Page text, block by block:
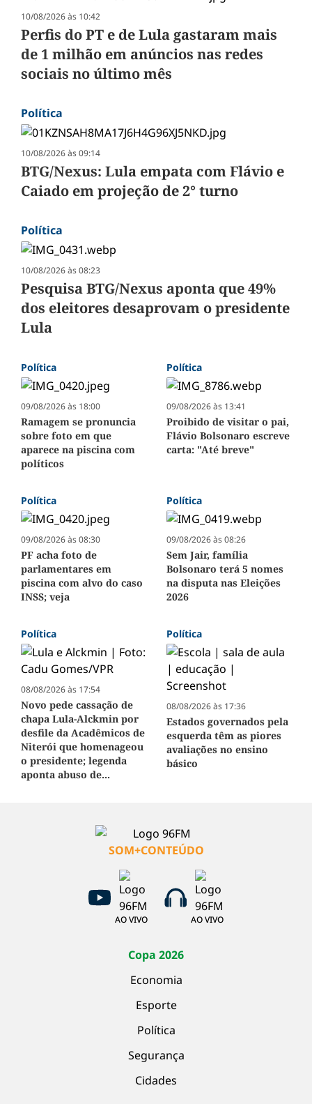
10/08/2026 às 10:42
Perfis do PT e de Lula gastaram mais
de 1 milhão em anúncios nas redes
sociais no último mês
Política
10/08/2026 às 09:14
BTG/Nexus: Lula empata com Flávio e
Caiado em projeção de 2° turno
Política
10/08/2026 às 08:23
Pesquisa BTG/Nexus aponta que 49%
dos eleitores desaprovam o presidente
Lula
Política
09/08/2026 às 18:00
Ramagem se pronuncia
sobre foto em que
aparece na piscina com
políticos
Política
09/08/2026 às 13:41
Proibido de visitar o pai,
Flávio Bolsonaro escreve
carta: "Até breve"
Política
09/08/2026 às 08:30
PF acha foto de
parlamentares em
piscina com alvo do caso
INSS; veja
Política
09/08/2026 às 08:26
Sem Jair, família
Bolsonaro terá 5 nomes
na disputa nas Eleições
2026
Política
08/08/2026 às 17:54
Novo pede cassação de
chapa Lula-Alckmin por
desfile da Acadêmicos de
Niterói que homenageou
o presidente; legenda
aponta abuso de...
Política
08/08/2026 às 17:36
Estados governados pela
esquerda têm as piores
avaliações no ensino
básico
SOM+CONTEÚDO
AO VIVO AO VIVO
Copa 2026
Economia
Esporte
Política
Segurança
Cidades